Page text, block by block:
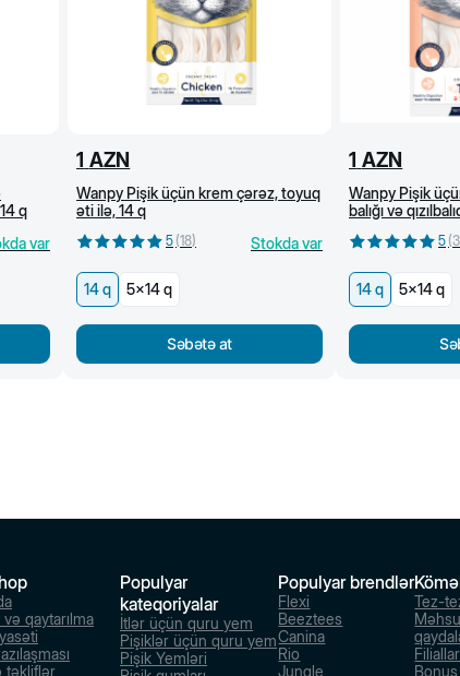
q
var
1 AZN
Wanpy Pişik üçün krem çərəz, toyuq
əti ilə, 14 q
5 (18) Stokda var
14 q 5x14 q
Səbətə at
1 AZN
Wanpy Pişik
balığı və
5 (
14 q 5x14 q
və qaytarılma
təkliflər
Populyar
kateqoriyalar
İtlər üçün quru yem
Pişiklər üçün quru yem
Pişik Yemləri
Populyar brendlər
Flexi
Beeztees
Canina
Rio
Jungle
Tez-
Filiallar